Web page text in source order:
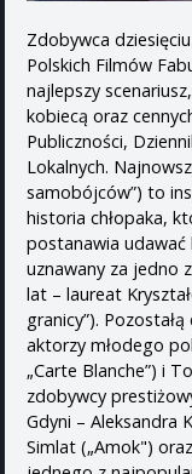
Zdobywca
Polskich Filmów
najlepszy
kobiecą oraz
Publiczności,
Lokalnych.
samobójców”) to
historia chłopaka,
postanawia udawać
uznawany za jedno
lat – laureat
granicy”).
aktorzy młodego
„Carte Blanche”) i
zdobywcy
Gdyni – Aleksandra
Simlat („Amok")